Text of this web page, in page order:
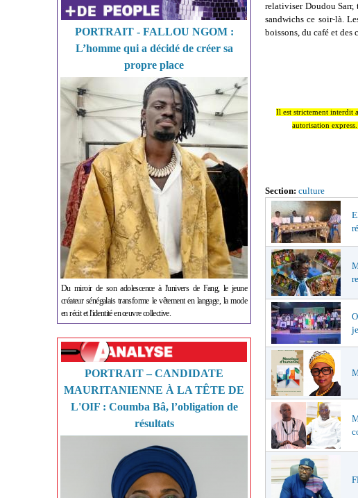
PORTRAIT - FALLOU NGOM :
L’homme qui a décidé de créer sa
propre place
Du miroir de son adolescence à l'univers de Fang, le jeune
créateur sénégalais transforme le vêtement en langage, la mode
en récit et l'identité en œuvre collective.
PORTRAIT – CANDIDATE
MAURITANIENNE À LA TÊTE DE
L'OIF : Coumba Bâ, l’obligation de
résultats
relativiser Doudou Sarr,
sandwichs ce soir-là.
boissons, du café et des
Il est strictement interdit
autorisation
Section: culture